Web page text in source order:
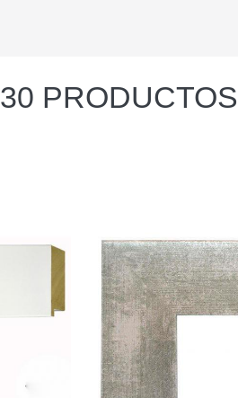
30